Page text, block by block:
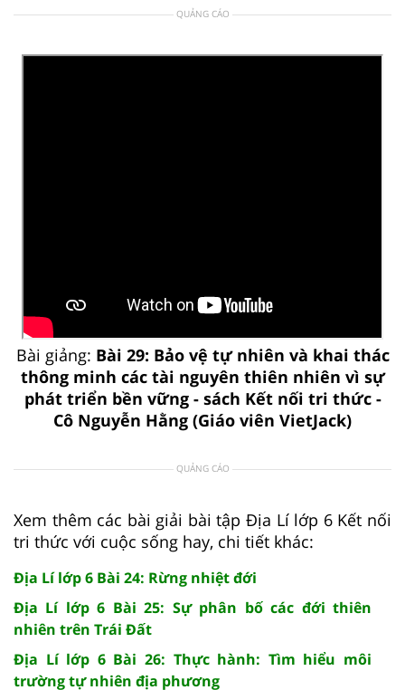
QUẢNG CÁO
Bài giảng: Bài 29: Bảo vệ tự nhiên và khai thác
thông minh các tài nguyên thiên nhiên vì sự
phát triển bền vững - sách Kết nối tri thức -
Cô Nguyễn Hằng (Giáo viên VietJack)
QUẢNG CÁO
Xem thêm các bài giải bài tập Địa Lí lớp 6 Kết nối
tri thức với cuộc sống hay, chi tiết khác:
Địa Lí lớp 6 Bài 24: Rừng nhiệt đới
Địa Lí lớp 6 Bài 25: Sự phân bố các đới thiên
nhiên trên Trái Đất
Địa Lí lớp 6 Bài 26: Thực hành: Tìm hiểu môi
trường tự nhiên địa phương